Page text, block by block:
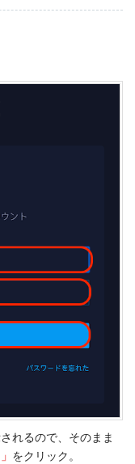
れるので、そのまま
をクリック。